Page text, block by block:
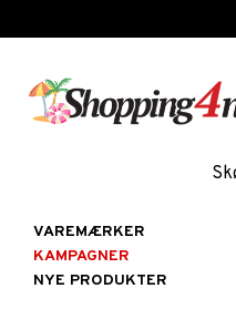
VAREMÆRKER
KAMPAGNER
NYE PRODUKTER